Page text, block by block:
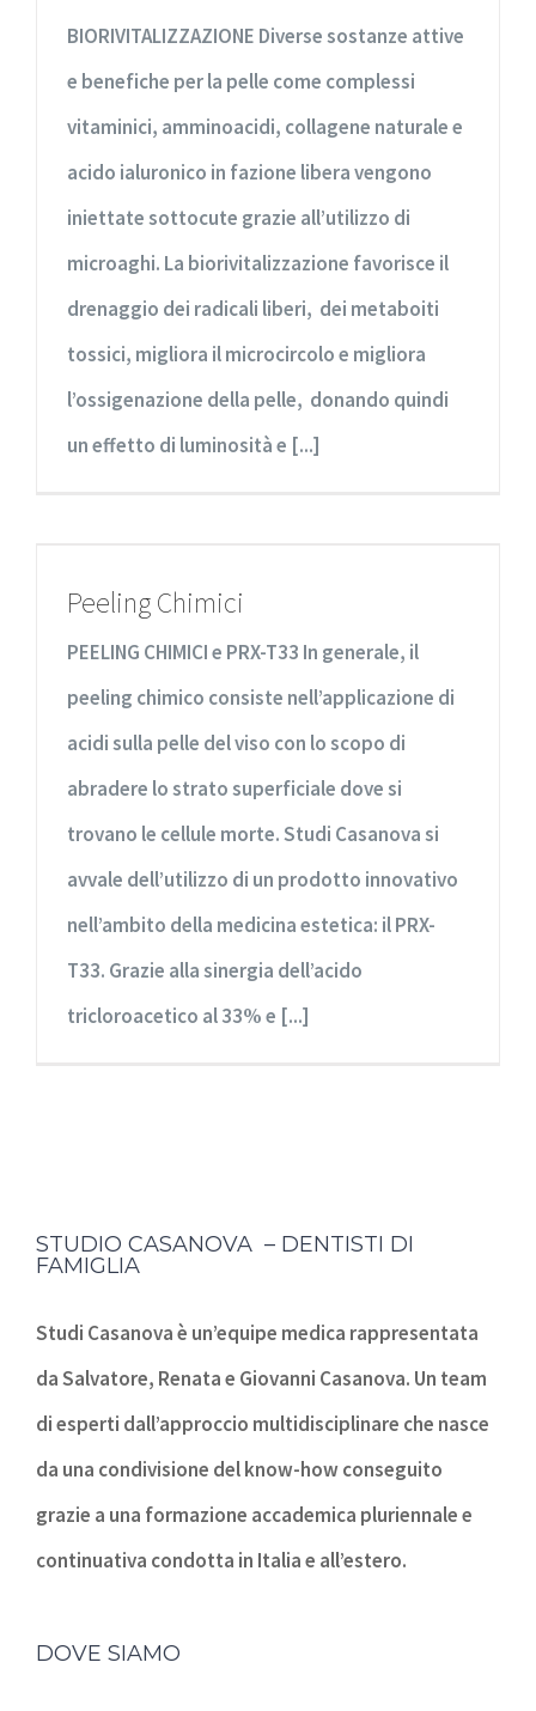
BIORIVITALIZZAZIONE Diverse sostanze attive
e benefiche per la pelle come complessi
vitaminici, amminoacidi, collagene naturale e
acido ialuronico in fazione libera vengono
iniettate sottocute grazie all’utilizzo di
microaghi. La biorivitalizzazione favorisce il
drenaggio dei radicali liberi, dei metaboiti
tossici, migliora il microcircolo e migliora
l’ossigenazione della pelle, donando quindi
un effetto di luminosità e [...]
Peeling Chimici
PEELING CHIMICI e PRX-T33 In generale, il
peeling chimico consiste nell’applicazione di
acidi sulla pelle del viso con lo scopo di
abradere lo strato superficiale dove si
trovano le cellule morte. Studi Casanova si
avvale dell’utilizzo di un prodotto innovativo
nell’ambito della medicina estetica: il PRX-
T33. Grazie alla sinergia dell’acido
tricloroacetico al 33% e [...]
STUDIO CASANOVA – DENTISTI DI
FAMIGLIA
Studi Casanova è un’equipe medica rappresentata
da Salvatore, Renata e Giovanni Casanova. Un team
di esperti dall’approccio multidisciplinare che nasce
da una condivisione del know-how conseguito
grazie a una formazione accademica pluriennale e
continuativa condotta in Italia e all’estero.
DOVE SIAMO